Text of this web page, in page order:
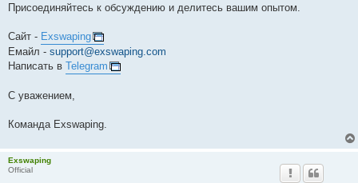
Присоединяйтесь к обсуждению и делитесь вашим опытом.
Сайт - Exswaping
Емайл - support@exswaping.com
Написать в Telegram
С уважением,
Команда Exswaping.
Exswaping
Official